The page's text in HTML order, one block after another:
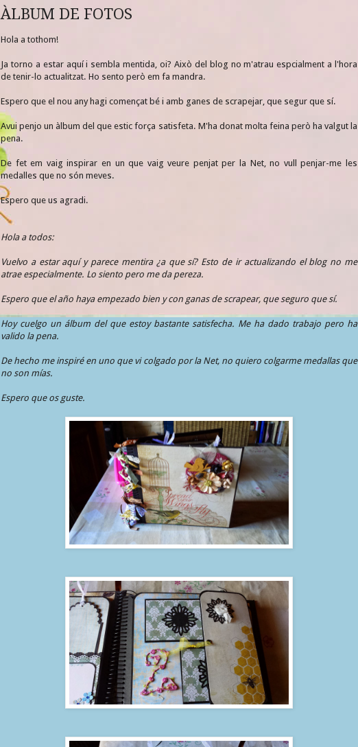
ÀLBUM DE FOTOS
Hola a tothom!
Ja torno a estar aquí i sembla mentida, oi? Això del blog no m'atrau espcialment a l'hora
de tenir-lo actualitzat. Ho sento però em fa mandra.
Espero que el nou any hagi començat bé i amb ganes de scrapejar, que segur que sí.
Avui penjo un àlbum del que estic força satisfeta. M'ha donat molta feina però ha valgut la
pena.
De fet em vaig inspirar en un que vaig veure penjat per la Net, no vull penjar-me les
medalles que no són meves.
Espero que us agradi.
Hola a todos:
Vuelvo a estar aquí y parece mentira ¿a que sí? Esto de ir actualizando el blog no me
atrae especialmente. Lo siento pero me da pereza.
Espero que el año haya empezado bien y con ganas de scrapear, que seguro que sí.
Hoy cuelgo un álbum del que estoy bastante satisfecha. Me ha dado trabajo pero ha
valido la pena.
De hecho me inspiré en uno que vi colgado por la Net, no quiero colgarme medallas que
no son mías.
Espero que os guste.